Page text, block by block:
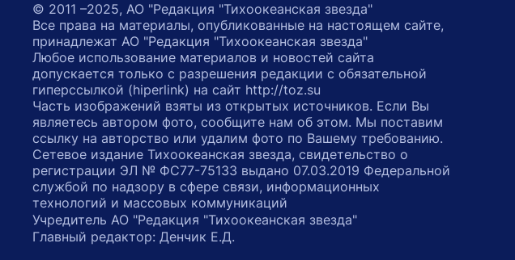
© 2011 –2025, АО "Редакция "Тихоокеанская звезда"
Все права на материалы, опубликованные на настоящем сайте,
принадлежат АО "Редакция "Тихоокеанская звезда"
Любое использование материалов и новостей сайта
допускается только с разрешения редакции с обязательной
гиперссылкой (hiperlink) на сайт http://toz.su
Часть изображений взяты из открытых источников. Если Вы
являетесь автором фото, сообщите нам об этом. Мы поставим
ссылку на авторство или удалим фото по Вашему требованию.
Сетевое издание Тихоокеанская звезда, свидетельство о
регистрации ЭЛ № ФС77-75133 выдано 07.03.2019 Федеральной
службой по надзору в сфере связи, информационных
технологий и массовых коммуникаций
Учредитель АО "Редакция "Тихоокеанская звезда"
Главный редактор: Денчик Е.Д.